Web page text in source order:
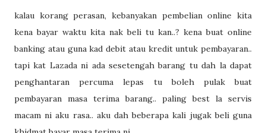
kalau korang perasan, kebanyakan pembelian online kita
kena bayar waktu kita nak beli tu kan..? kena buat online
banking atau guna kad debit atau kredit untuk pembayaran..
tapi kat Lazada ni ada sesetengah barang tu dah la dapat
penghantaran percuma lepas tu boleh pulak buat
pembayaran masa terima barang.. paling best la servis
macam ni aku rasa.. aku dah beberapa kali jugak beli guna